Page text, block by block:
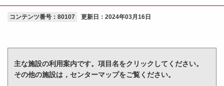
コンテンツ番号：80107 更新日： 2024年03月16日
主な施設の利用案内です。項目名をクリックしてください。
その他の施設は，センターマップをご覧ください。